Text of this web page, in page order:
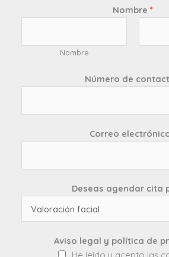
Nombre *
Nombre
Número de
Correo
Deseas agendar cita
Aviso legal y política de